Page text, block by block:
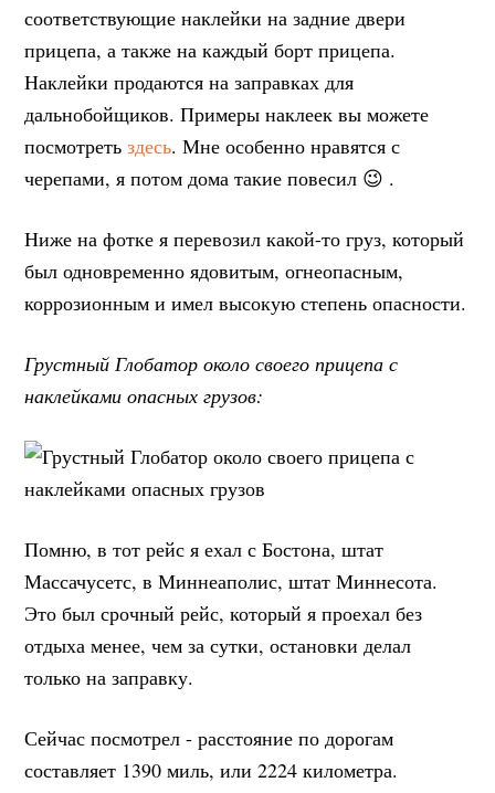
соответствующие наклейки на задние двери
прицепа, а также на каждый борт прицепа.
Наклейки продаются на заправках для
дальнобойщиков. Примеры наклеек вы можете
посмотретьздесь. Мне особенно нравятся с
черепами, я потом дома такие повесил 😉 .
Ниже на фотке я перевозил какой-то груз, который
был одновременно ядовитым, огнеопасным,
коррозионным и имел высокую степень опасности.
Грустный Глобатор около своего прицепа с
наклейками опасных грузов:
Помню, в тот рейс я ехал с Бостона, штат
Массачусетс, в Миннеаполис, штат Миннесота.
Это был срочный рейс, который я проехал без
отдыха менее, чем за сутки, остановки делал
только на заправку.
Сейчас посмотрел - расстояние по дорогам
составляет 1390 миль, или 2224 километра.